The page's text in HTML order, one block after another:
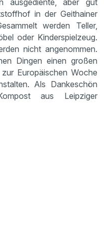
ausgediente, aber gut
in der Geithainer
werden Teller,
oder Kinderspielzeug.
nicht angenommen.
Dingen einen großen
Europäischen Woche
Als Dankeschön
aus Leipziger